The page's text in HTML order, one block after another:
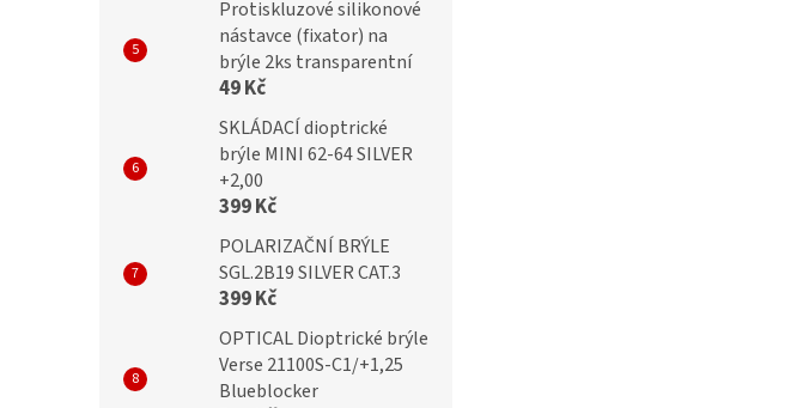
Protiskluzové silikonové
nástavce (fixator) na
brýle 2ks transparentní
49 Kč
SKLÁDACÍ dioptrické
brýle MINI 62-64 SILVER
+2,00
399 Kč
POLARIZAČNÍ BRÝLE
SGL.2B19 SILVER CAT.3
399 Kč
OPTICAL Dioptrické brýle
Verse 21100S-C1/+1,25
Blueblocker